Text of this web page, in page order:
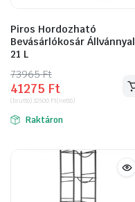
Piros Hordozható
Bevásárlókosár Állvánnyal
21 L
73965Ft
Original
price
was:
73965 Ft.
41275 Ft
Current
price
is:
41275 Ft.
(bruttó)32500 Ft(nettó)
Raktáron